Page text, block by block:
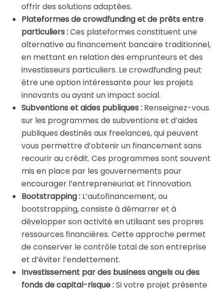
offrir des solutions adaptées.
Plateformes de crowdfunding et de prêts entre
particuliers :Ces plateformes constituent une
alternative au financement bancaire traditionnel,
en mettant en relation des emprunteurs et des
investisseurs particuliers. Le crowdfunding peut
être une option intéressante pour les projets
innovants ou ayant un impact social.
Subventions et aides publiques : Renseignez-vous
sur les programmes de subventions et d’aides
publiques destinés aux freelances, qui peuvent
vous permettre d’obtenir un financement sans
recourir au crédit. Ces programmes sont souvent
mis en place par les gouvernements pour
encourager l’entrepreneuriat et l’innovation.
Bootstrapping : L’autofinancement, ou
bootstrapping, consiste à démarrer et à
développer son activité en utilisant ses propres
ressources financières. Cette approche permet
de conserver le contrôle total de son entreprise
et d’éviter l’endettement.
Investissement par des business angels ou des
fonds de capital-risque :Si votre projet présente